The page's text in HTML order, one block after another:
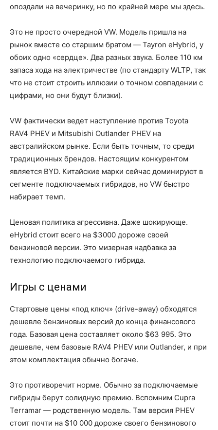
опоздали на вечеринку, но по крайней мере мы здесь.
Это не просто очередной VW. Модель пришла на
рынок вместе со старшим братом — Tayron eHybrid, у
обоих одно «сердце». Два разных звука. Более 110 км
запаса хода на электричестве (по стандарту WLTP, так
что не стоит строить иллюзии о точном совпадении с
цифрами, но они будут близки).
VW фактически ведет наступление против Toyota
RAV4 PHEV и Mitsubishi Outlander PHEV на
австралийском рынке. Если быть точным, то среди
традиционных брендов. Настоящим конкурентом
является BYD. Китайские марки сейчас доминируют в
сегменте подключаемых гибридов, но VW быстро
набирает темп.
Ценовая политика агрессивна. Даже шокирующе.
eHybrid стоит всего на $3000 дороже своей
бензиновой версии. Это мизерная надбавка за
технологию подключаемого гибрида.
Игры с ценами
Стартовые цены «под ключ» (drive-away) обходятся
дешевле бензиновых версий до конца финансового
года. Базовая цена составляет около $63 995. Это
дешевле, чем базовые RAV4 PHEV или Outlander, и при
этом комплектация обычно богаче.
Это противоречит норме. Обычно за подключаемые
гибриды берут солидную премию. Вспомним Cupra
Terramar — родственную модель. Там версия PHEV
стоит почти на $10 000 дороже своего бензинового